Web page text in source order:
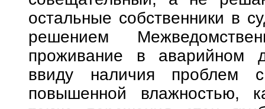
остальные собственники в
решением
проживание в аварийном
ввиду наличия проблем
повышенной влажностью,